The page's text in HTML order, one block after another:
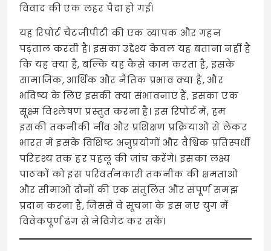
विवाद की एक लहर पैदा हो गई।
यह रिपोर्ट चैटजीपीटी की एक व्यापक और गहन
पड़ताल करती है। इसका उद्देश्य केवल यह बताना नहीं है
कि यह क्या है, बल्कि यह कैसे काम करता है, इसके
सामाजिक, आर्थिक और नैतिक प्रभाव क्या हैं, और
भविष्य के लिए इसकी क्या संभावनाएं हैं, इसका एक
सूक्ष्म विश्लेषण प्रस्तुत करना है। इस रिपोर्ट में, हम
इसकी तकनीकी नींव और प्रशिक्षण प्रक्रियाओं से लेकर
भारत में इसके विशिष्ट अनुप्रयोगों और वैश्विक प्रतिस्पर्धी
परिदृश्य तक हर पहलू की जांच करेंगे। इसका लक्ष्य
पाठकों को इस परिवर्तनकारी तकनीक की क्षमताओं
और सीमाओं दोनों की एक संतुलित और संपूर्ण समझ
प्रदान करना है, जिससे वे सूचना के इस नए युग में
विवेकपूर्ण ढंग से नेविगेट कर सकें।